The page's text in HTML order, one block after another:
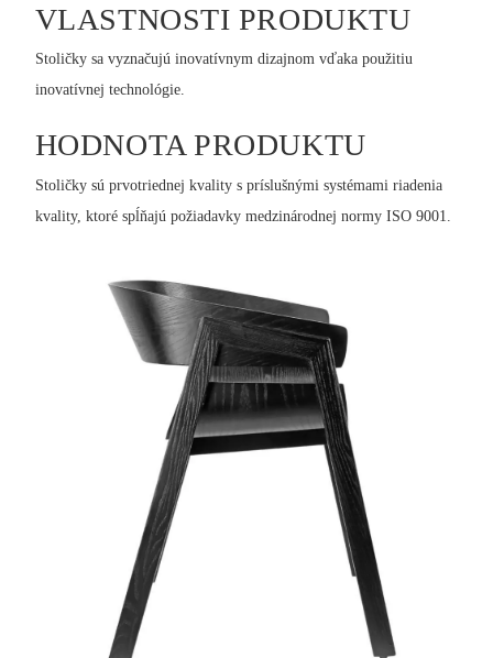
VLASTNOSTI PRODUKTU
Stoličky sa vyznačujú inovatívnym dizajnom vďaka použitiu
inovatívnej technológie.
HODNOTA PRODUKTU
Stoličky sú prvotriednej kvality s príslušnými systémami riadenia
kvality, ktoré spĺňajú požiadavky medzinárodnej normy ISO 9001.